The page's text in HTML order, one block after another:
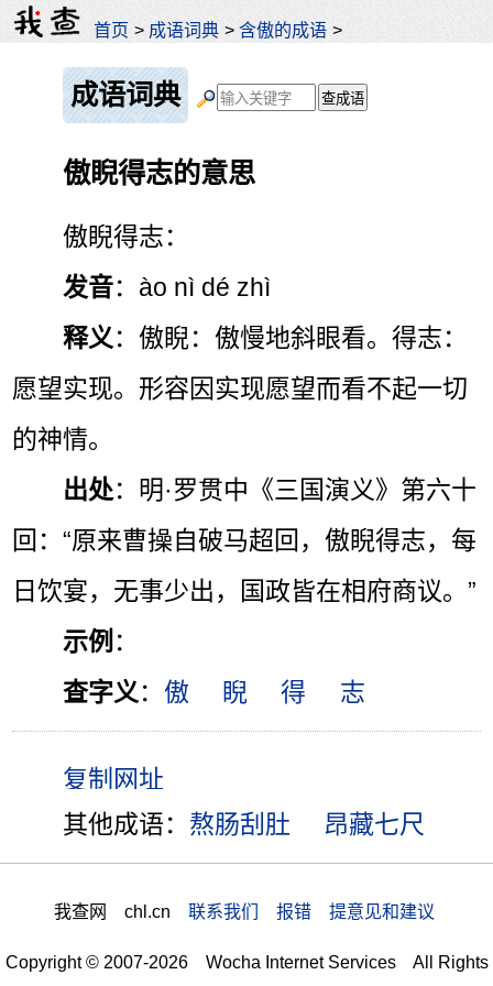
首页 > 成语词典 >含傲的成语 >
成语词典
傲睨得志的意思
傲睨得志：
发音：ào nì dé zhì
释义 ：傲睨：傲慢地斜眼看。得志：
愿望实现。形容因实现愿望而看不起一切
的神情。
出处：明·罗贯中《三国演义》第六十
回：“原来曹操自破马超回，傲睨得志，每
日饮宴，无事少出，国政皆在相府商议。”
示例 ：
查字义 ：傲 睨 得 志
其他成语： 熬肠刮肚 昂藏七尺
我查网 chl.cn 联系我们 报错 提意见和建议
Copyright © 2007-2026 Wocha Internet Services All Rights